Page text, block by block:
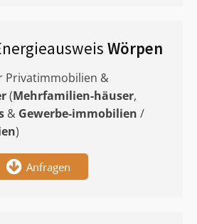
Wörpen
Privatimmobilien &
(Mehrfamilien-häuser,
& Gewerbe-immobilien /
)
Anfragen